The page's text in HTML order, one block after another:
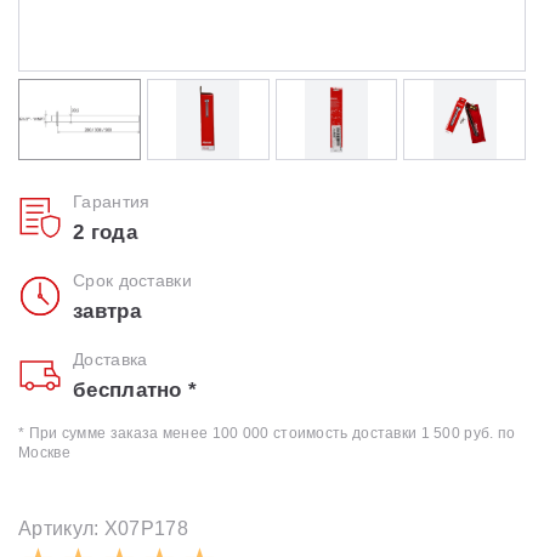
Умывальники
Средства ухода
Гарантия
2 года
Срок доставки
завтра
Доставка
бесплатно *
* При сумме заказа менее 100 000 стоимость доставки 1 500 руб. по
Москве
Артикул: X07P178